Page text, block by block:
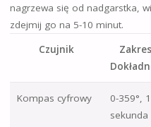
nagrzewa się od nadgarstka,
zdejmij go na 5-10 minut.
Czujnik
Kompas cyfrowy
0-359°, 1
sekunda